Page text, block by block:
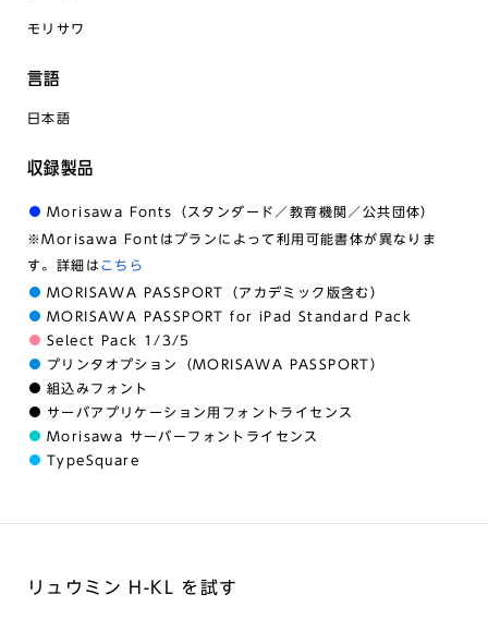
モリサワ
言語
日本語
収録製品
Morisawa Fonts（スタンダード／教育機関／公共団体）
※Morisawa Fontはプランによって利用可能書体が異なりま
す。詳細は こちら
MORISAWA PASSPORT（アカデミック版含む）
MORISAWA PASSPORT for iPad Standard Pack
Select Pack 1/3/5
プリンタオプション（MORISAWA PASSPORT）
組込みフォント
サーバアプリケーション用フォントライセンス
Morisawa サーバーフォントライセンス
TypeSquare
リュウミン H-KL を試す